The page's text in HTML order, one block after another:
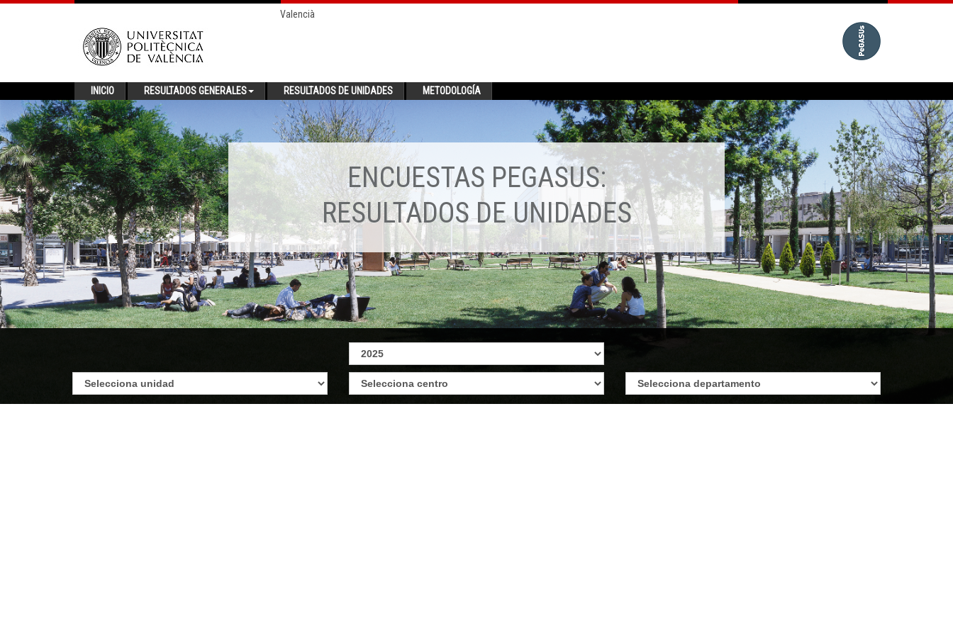
Valencià
INICIO RESULTADOS GENERALES RESULTADOS DE UNIDADES METODOLOGÍA
ENCUESTAS PEGASUS:
RESULTADOS DE UNIDADES